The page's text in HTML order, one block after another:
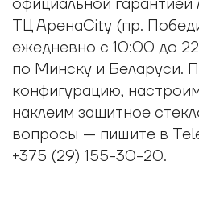
официальной
ТЦ АренаCity (пр.
ежедневно с 10:00 до
по Минску и Беларуси.
конфигурацию,
наклеим защитное
вопросы — пишите в
+375 (29) 155-30-20.